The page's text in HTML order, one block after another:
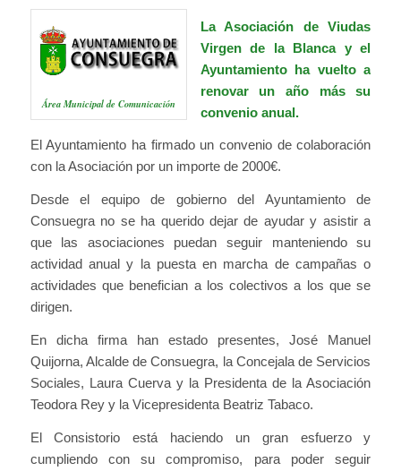
Área Municipal de Comunicación
La Asociación de Viudas
Virgen de la Blanca y el
Ayuntamiento ha vuelto a
renovar un año más su
convenio anual.
El Ayuntamiento ha firmado un convenio de colaboración
con la Asociación por un importe de 2000€.
Desde el equipo de gobierno del Ayuntamiento de
Consuegra no se ha querido dejar de ayudar y asistir a
que las asociaciones puedan seguir manteniendo su
actividad anual y la puesta en marcha de campañas o
actividades que benefician a los colectivos a los que se
dirigen.
En dicha firma han estado presentes, José Manuel
Quijorna, Alcalde de Consuegra, la Concejala de Servicios
Sociales, Laura Cuerva y la Presidenta de la Asociación
Teodora Rey y la Vicepresidenta Beatriz Tabaco.
El Consistorio está haciendo un gran esfuerzo y
cumpliendo con su compromiso, para poder seguir